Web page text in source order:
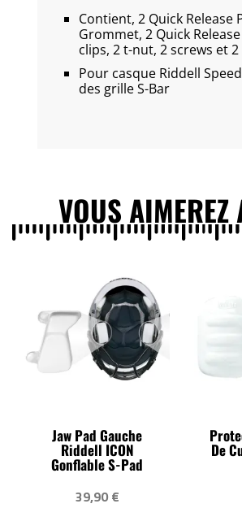
Contient, 2 Quick Release
Grommet, 2 Quick
clips, 2 t-nut, 2 screws et
Pour casque Riddell
des grille S-Bar
VOUS AIMEREZ
Jaw Pad Gauche
Riddell ICON
Gonflable S-Pad
39,90 €
De